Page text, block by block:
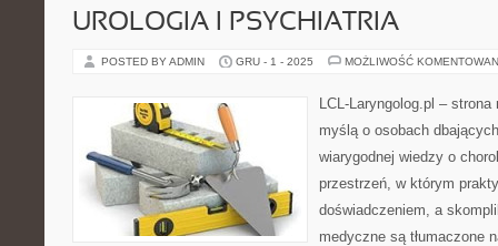
UROLOGIA I PSYCHIATRIA
POSTED BY ADMIN GRU - 1 - 2025 MOŻLIWOŚĆ
LCL-Laryngolog.pl –
myślą o osobach
wiarygodnej wiedzy o
przestrzeń, w którym
doświadczeniem, a
medyczne są tłumaczone